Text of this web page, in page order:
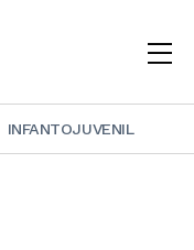
INFANTOJUVENIL